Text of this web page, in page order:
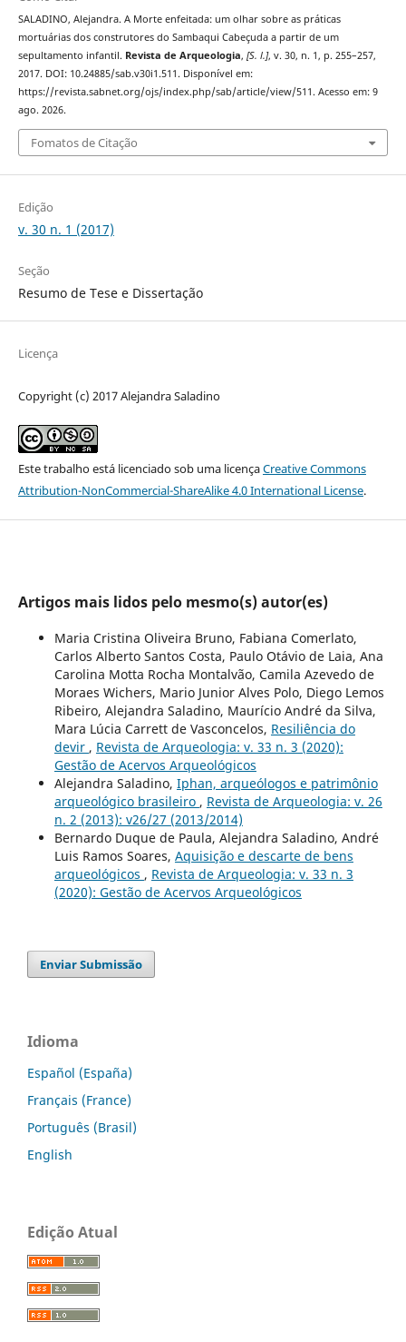
SALADINO, Alejandra. A Morte enfeitada: um olhar sobre as práticas
mortuárias dos construtores do Sambaqui Cabeçuda a partir de um
sepultamento infantil. Revista de Arqueologia, [S. l.], v. 30, n. 1, p. 255–257,
2017. DOI: 10.24885/sab.v30i1.511. Disponível em:
https://revista.sabnet.org/ojs/index.php/sab/article/view/511. Acesso em: 9
ago. 2026.
Fomatos de Citação
Edição
v. 30 n. 1 (2017)
Seção
Resumo de Tese e Dissertação
Licença
Copyright (c) 2017 Alejandra Saladino
Este trabalho está licenciado sob uma licençaCreative Commons
Attribution-NonCommercial-ShareAlike 4.0 International License.
Artigos mais lidos pelo mesmo(s) autor(es)
Maria Cristina Oliveira Bruno, Fabiana Comerlato,
Carlos Alberto Santos Costa, Paulo Otávio de Laia, Ana
Carolina Motta Rocha Montalvão, Camila Azevedo de
Moraes Wichers, Mario Junior Alves Polo, Diego Lemos
Ribeiro, Alejandra Saladino, Maurício André da Silva,
Mara Lúcia Carrett de Vasconcelos, Resiliência do
devir , Revista de Arqueologia: v. 33 n. 3 (2020):
Gestão de Acervos Arqueológicos
Alejandra Saladino, Iphan, arqueólogos e patrimônio
arqueológico brasileiro , Revista de Arqueologia: v. 26
n. 2 (2013): v26/27 (2013/2014)
Bernardo Duque de Paula, Alejandra Saladino, André
Luis Ramos Soares, Aquisição e descarte de bens
arqueológicos , Revista de Arqueologia: v. 33 n. 3
(2020): Gestão de Acervos Arqueológicos
Enviar Submissão
Idioma
Español (España)
Français (France)
Português (Brasil)
English
Edição Atual